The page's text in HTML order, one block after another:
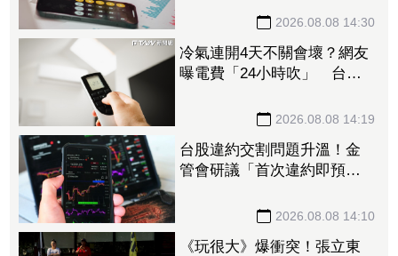
2026.08.08 14:30
冷氣連開4天不關會壞？網友
曝電費「24小時吹」 台電
2026.08.08 14:19
台股違約交割問題升溫！金
管會研議「首次違約即預收
2026.08.08 14:10
《玩很大》爆衝突！張立東